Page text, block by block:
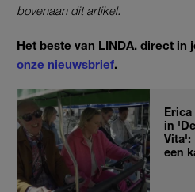
bovenaan dit artikel.
Het beste van LINDA. direct in
onze nieuwsbrief.
in
Vita':
een